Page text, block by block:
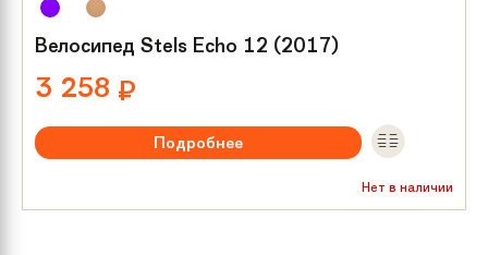
Велосипед Stels Echo 12 (2017)
3 258 ₽
Подробнее
Нет в наличии
Тип тормозов:Ножной